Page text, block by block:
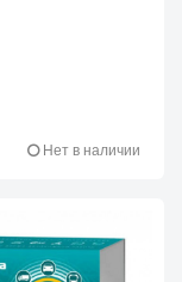
Нет в наличии